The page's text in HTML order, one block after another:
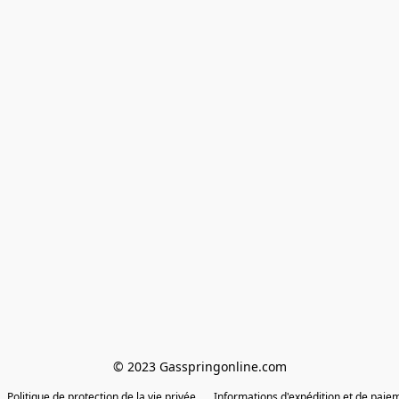
© 2023 Gasspringonline.com